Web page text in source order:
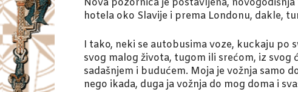
Nova pozornica je postavljena,
hotela oko Slavije i prema Londonu, dakle,
I tako, neki se autobusima voze, kuckaju po
svog malog života, tugom ili srećom, iz svog
sadašnjem i budućem. Moja je vožnja samo
nego ikada, duga ja vožnja do mog doma i